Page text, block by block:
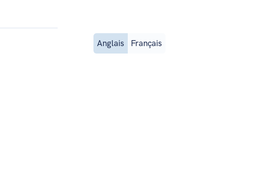
Anglais Français